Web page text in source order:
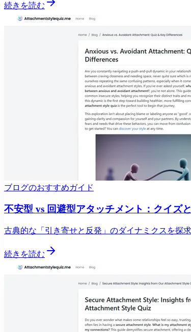
続きを読む
ブログのおすすめガイド
不安型 vs 回避型アタッチメント：クイズ
古典的な「引き寄せと反発」のダイナミクスを探
続きを読む